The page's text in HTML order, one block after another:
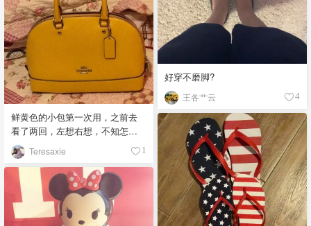
好穿不磨脚?
王各艹云 4
鲜黄色的小包第一次用，之前去
看了两回，左想右想，不知怎么
搭配衣服才好看，而且包小，对
于装多东西的我确实不怎么够，
但包内空间还蛮理想的，至少我
一天要用到的东西都能带上，而
且还配备一条长链以防手累?
Teresaxie 1